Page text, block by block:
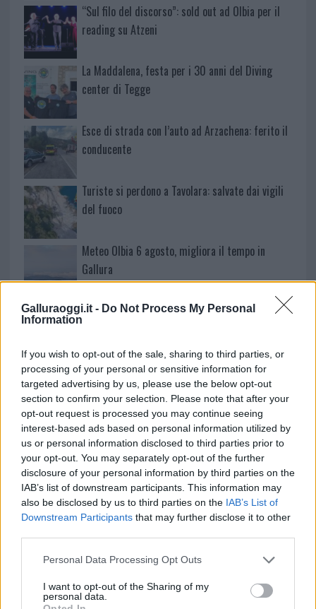
Galluraoggi.it - Do Not Process My Personal
Information
If you wish to opt-out of the sale, sharing to third parties, or
processing of your personal or sensitive information for
targeted advertising by us, please use the below opt-out
section to confirm your selection. Please note that after your
opt-out request is processed you may continue seeing
interest-based ads based on personal information utilized by
us or personal information disclosed to third parties prior to
your opt-out. You may separately opt-out of the further
disclosure of your personal information by third parties on the
IAB’s list of downstream participants. This information may
also be disclosed by us to third parties on the IAB’s List of
Downstream Participants that may further disclose it to other
Please note that this website/app uses one or more Google
not limited to your visit or usage behaviour. You may click to
grant or deny consent to Google and its third-party tags to
Personal Data Processing Opt Outs
I want to opt-out of the Sharing of my
personal data.
“Sul filo del discorso”: sold out ad Olbia per il
reading su Atzeni
La Maddalena, festa per i 30 anni del Diving
center di Tegge
Esce di strada con l’auto ad Arzachena: ferito il
conducente
Turiste si perdono a Tavolara: salvate dai vigili
del fuoco
Meteo Olbia 6 agosto, migliora il tempo in
Gallura
NECROLOGIE
Mario Malu
Paolo Pinna